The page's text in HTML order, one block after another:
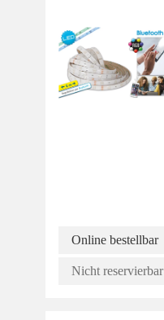
Online bestellbar
Nicht reservierbar